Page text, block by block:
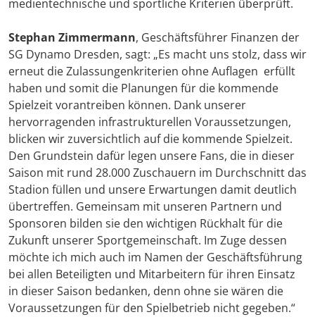
medientechnische und sportliche Kriterien überprüft.
Stephan Zimmermann, Geschäftsführer Finanzen der
SG Dynamo Dresden, sagt: „Es macht uns stolz, dass wir
erneut die Zulassungenkriterien ohne Auflagen erfüllt
haben und somit die Planungen für die kommende
Spielzeit vorantreiben können. Dank unserer
hervorragenden infrastrukturellen Voraussetzungen,
blicken wir zuversichtlich auf die kommende Spielzeit.
Den Grundstein dafür legen unsere Fans, die in dieser
Saison mit rund 28.000 Zuschauern im Durchschnitt das
Stadion füllen und unsere Erwartungen damit deutlich
übertreffen. Gemeinsam mit unseren Partnern und
Sponsoren bilden sie den wichtigen Rückhalt für die
Zukunft unserer Sportgemeinschaft. Im Zuge dessen
möchte ich mich auch im Namen der Geschäftsführung
bei allen Beteiligten und Mitarbeitern für ihren Einsatz
in dieser Saison bedanken, denn ohne sie wären die
Voraussetzungen für den Spielbetrieb nicht gegeben.“